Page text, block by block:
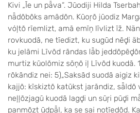
Kivi „Īe un pǟva“. Jūodiji Hilda
nǟdõbõks amādõn. Kūoŗõ jūodiz
vȯļtõ rīemlizt, amā emīņ līvlizt īž.
rovkuodā, ne tīedizt, ku sugūd nēḑi
ku jelāmi Līvõd rāndas lǟb
murtiz kūolõmiz sōņõ iļ Līvõd kuodā.
rõkāndiz nei: 5)„Saksād suodā aigiz
kajjõ: kīskiztõ katūkst jarāndiz, sǟldõ
neļļõzjagū kuodā lagḑi un sūŗi pūḑi
panmõzt ūdpǟl, ka se sai notīedõd.